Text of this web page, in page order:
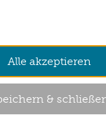
Alle akzeptieren
&